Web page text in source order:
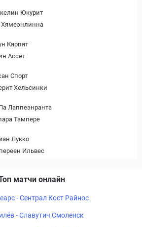
Юкурит
Кярпят
Ассет
Спорт
Хельсинки
Лаппеэнранта
Тампере
Лукко
Ильвес
матчи онлайн
- Сентрал Кост Райнос
- Славутич Смоленск